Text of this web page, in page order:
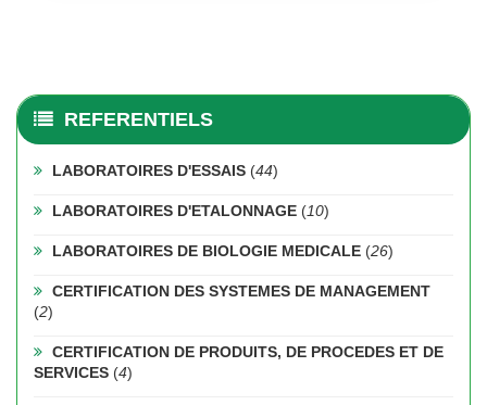
REFERENTIELS
LABORATOIRES D'ESSAIS (44)
LABORATOIRES D'ETALONNAGE (10)
LABORATOIRES DE BIOLOGIE MEDICALE (26)
CERTIFICATION DES SYSTEMES DE MANAGEMENT
(2)
CERTIFICATION DE PRODUITS, DE PROCEDES ET DE
SERVICES (4)